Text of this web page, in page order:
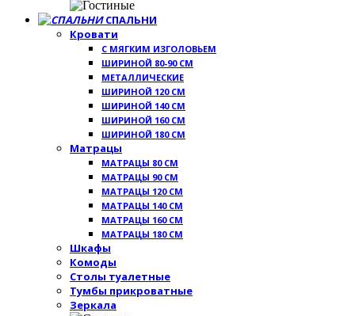
СПАЛЬНИ
Кровати
С МЯГКИМ ИЗГОЛОВЬЕМ
ШИРИНОЙ 80-90 СМ
МЕТАЛЛИЧЕСКИЕ
ШИРИНОЙ 120 СМ
ШИРИНОЙ 140 СМ
ШИРИНОЙ 160 СМ
ШИРИНОЙ 180 СМ
Матрацы
МАТРАЦЫ 80 СМ
МАТРАЦЫ 90 СМ
МАТРАЦЫ 120 СМ
МАТРАЦЫ 140 СМ
МАТРАЦЫ 160 СМ
МАТРАЦЫ 180 СМ
Шкафы
Комоды
Столы туалетные
Тумбы прикроватные
Зеркала